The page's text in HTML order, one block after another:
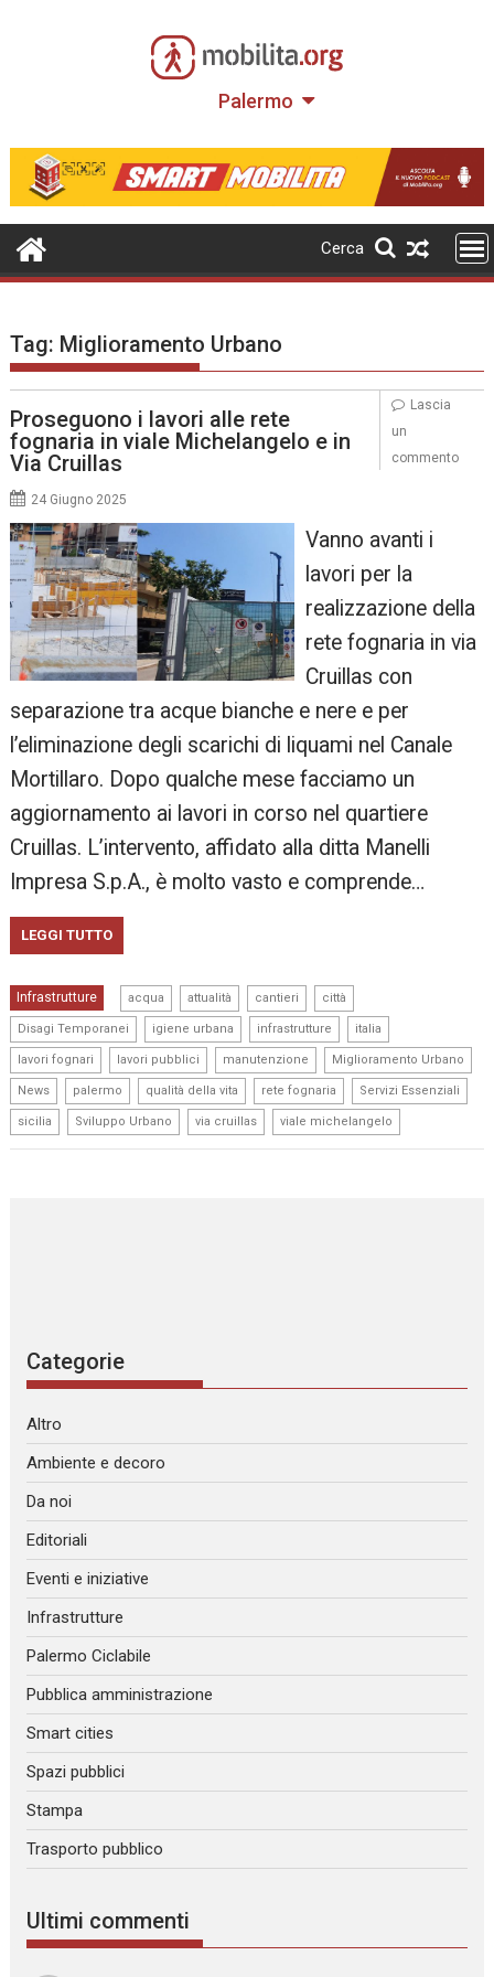
Palermo
Cerca
Tag: Miglioramento Urbano
Proseguono i lavori alle rete
fognaria in viale Michelangelo e in
Via Cruillas
24 Giugno 2025
Vanno avanti i
lavori per la
realizzazione della
rete fognaria in via
Cruillas con
separazione tra acque bianche e nere e per
l’eliminazione degli scarichi di liquami nel Canale
Mortillaro. Dopo qualche mese facciamo un
aggiornamento ai lavori in corso nel quartiere
Cruillas. L’intervento, affidato alla ditta Manelli
Impresa S.p.A., è molto vasto e comprende…
LEGGI TUTTO
Infrastrutture acqua attualità cantieri città
Disagi Temporanei igiene urbana infrastrutture italia
lavori fognari lavori pubblici manutenzione Miglioramento Urbano
News palermo qualità della vita rete fognaria Servizi Essenziali
sicilia Sviluppo Urbano via cruillas viale michelangelo
Lascia
un
commento
Categorie
Altro
Ambiente e decoro
Da noi
Editoriali
Eventi e iniziative
Infrastrutture
Palermo Ciclabile
Pubblica amministrazione
Smart cities
Spazi pubblici
Stampa
Trasporto pubblico
Ultimi commenti